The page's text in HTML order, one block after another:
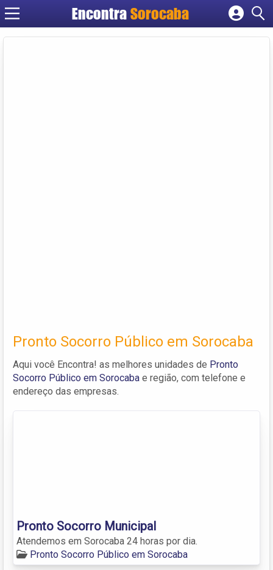
EncontraSorocaba
Cadastrar empresa
Pronto Socorro Público em Sorocaba
Aqui você Encontra! as melhores unidades de Pronto
Socorro Público em Sorocaba e região, com telefone e
endereço das empresas.
Pronto Socorro Municipal
Atendemos em Sorocaba 24 horas por dia.
Pronto Socorro Público em Sorocaba